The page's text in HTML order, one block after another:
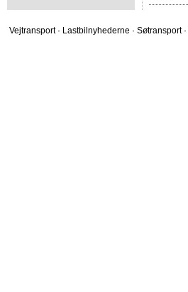
Vejtransport · Lastbilnyhederne · Søtransport ·